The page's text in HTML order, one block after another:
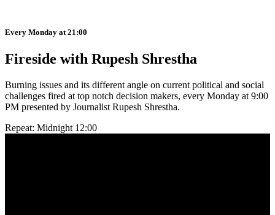
Every Monday at 21:00
Fireside with Rupesh Shrestha
Burning issues and its different angle on current political and social
challenges fired at top notch decision makers, every Monday at 9:00
PM presented by Journalist Rupesh Shrestha.
Repeat: Midnight 12:00